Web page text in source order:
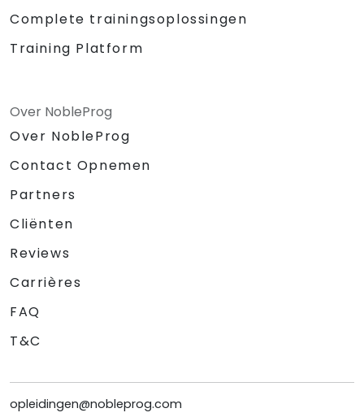
Complete trainingsoplossingen
Training Platform
Over NobleProg
Over NobleProg
Contact Opnemen
Partners
Cliënten
Reviews
Carrières
FAQ
T&C
opleidingen@nobleprog.com